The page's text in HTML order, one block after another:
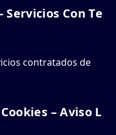
Servicios Con Te
contratados de
– Aviso L